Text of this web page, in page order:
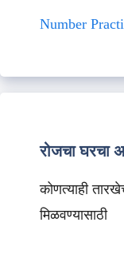
Number
रोजचा घरचा
कोणत्याही
मिळवण्यासाठी